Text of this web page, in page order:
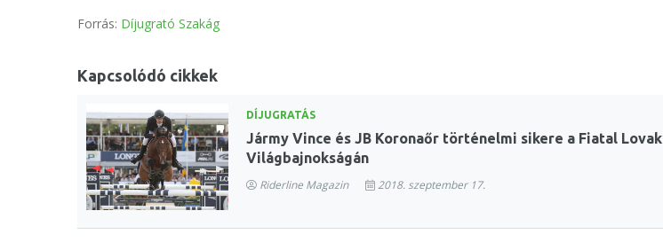
Forrás: Díjugrató Szakág
Kapcsolódó cikkek
DÍJUGRATÁS
Jármy Vince és JB Koronaőr történelmi sikere a Fiatal Lovak
Világbajnokságán
Riderline Magazin 2018. szeptember 17.